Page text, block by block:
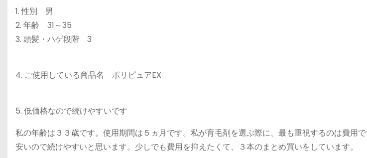
1. 性別 男
2. 年齢 31～35
3. 頭髪・ハゲ段階 3
4. ご使用している商品名 ポリピュアEX
5. 低価格なので続けやすいです
私の年齢は３３歳です。使用期間は５ヵ月です。私が育毛剤を選ぶ際に、最も重視するのは費用
安いので続けやすいと思います。少しでも費用を抑えたくて、３本のまとめ買いをしています。